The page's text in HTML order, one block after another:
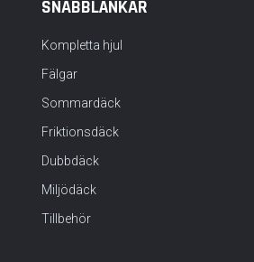
SNABBLÄNKAR
Kompletta hjul
Fälgar
Sommardäck
Friktionsdäck
Dubbdäck
Miljödäck
Tillbehör